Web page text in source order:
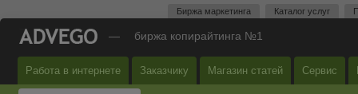
Биржа маркетинга Каталог услуг
— биржа копирайтинга №1
Работа в интернете Заказчику Магазин статей Сервис